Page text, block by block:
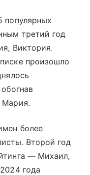
популярных
третий год
Виктория.
произошло
Мария.
более
Второй год
— Михаил,
года